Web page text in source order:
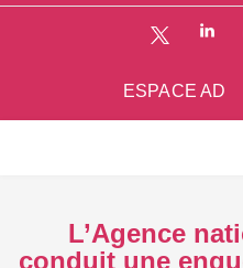
ESPACE AD
L’Agence
conduit une